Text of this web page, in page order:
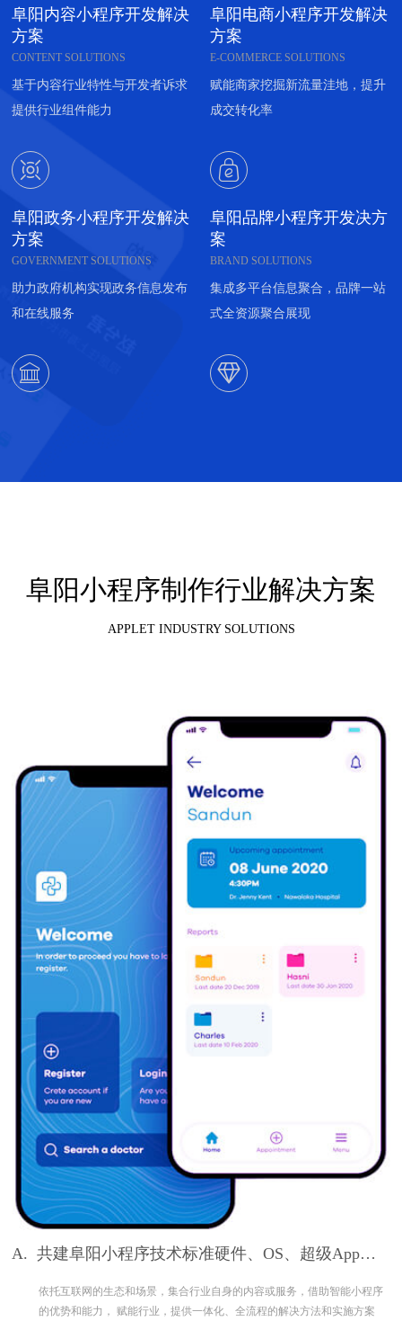
阜阳内容小程序开发解决
方案
CONTENT SOLUTIONS
基于内容行业特性与开发者诉求
提供行业组件能力

阜阳电商小程序开发解决
方案
E-COMMERCE SOLUTIONS
赋能商家挖掘新流量洼地，提升
成交转化率

阜阳政务小程序开发解决
方案
GOVERNMENT SOLUTIONS
助力政府机构实现政务信息发布
和在线服务

阜阳品牌小程序开发决方
案
BRAND SOLUTIONS
集成多平台信息聚合，品牌一站
式全资源聚合展现

阜阳小程序制作行业解决方案
APPLET INDUSTRY SOLUTIONS
A. 共建阜阳小程序技术标准硬件、OS、超级App构
依托互联网的生态和场景，集合行业自身的内容或服务，借助智能小程序
的优势和能力， 赋能行业，提供一体化、全流程的解决方法和实施方案